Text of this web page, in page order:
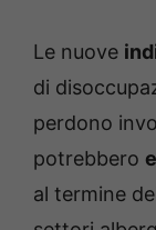
Le nuove
di
perdono
potrebbero
al termine